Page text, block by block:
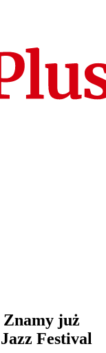
już
Festival